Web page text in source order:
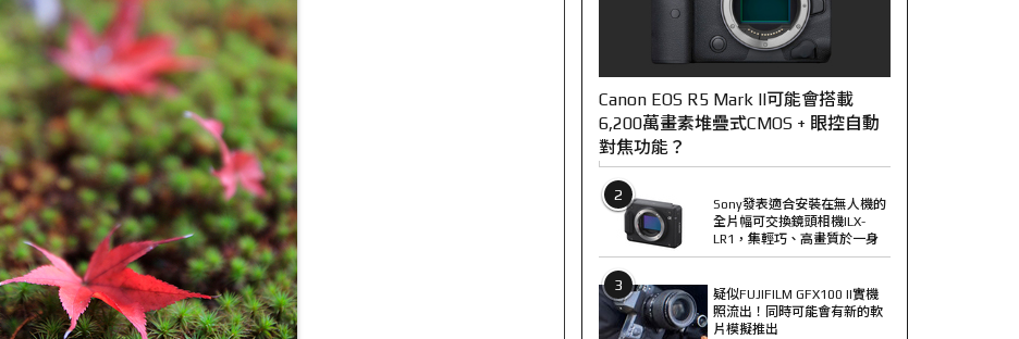
Canon EOS R5 Mark II可能會搭載
6,200萬畫素堆疊式CMOS + 眼控自動
對焦功能？
2
Sony發表適合安裝在無人機的
全片幅可交換鏡頭相機ILX-
LR1，集輕巧、高畫質於一身
3
疑似FUJIFILM GFX100 II實機
照流出！同時可能會有新的軟
片模擬推出